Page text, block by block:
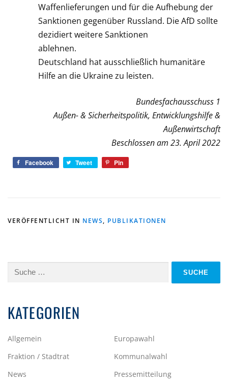
Waffenlieferungen und für die Aufhebung der
Sanktionen gegenüber Russland. Die AfD sollte
dezidiert weitere Sanktionen
ablehnen.
Deutschland hat ausschließlich humanitäre
Hilfe an die Ukraine zu leisten.
Bundesfachausschuss 1
Außen- & Sicherheitspolitik, Entwicklungshilfe &
Außenwirtschaft
Beschlossen am 23. April 2022
Facebook Tweet Pin
VERÖFFENTLICHT IN NEWS, PUBLIKATIONEN
Suche
KATEGORIEN
Allgemein
Europawahl
Fraktion / Stadtrat
Kommunalwahl
News
Pressemitteilung